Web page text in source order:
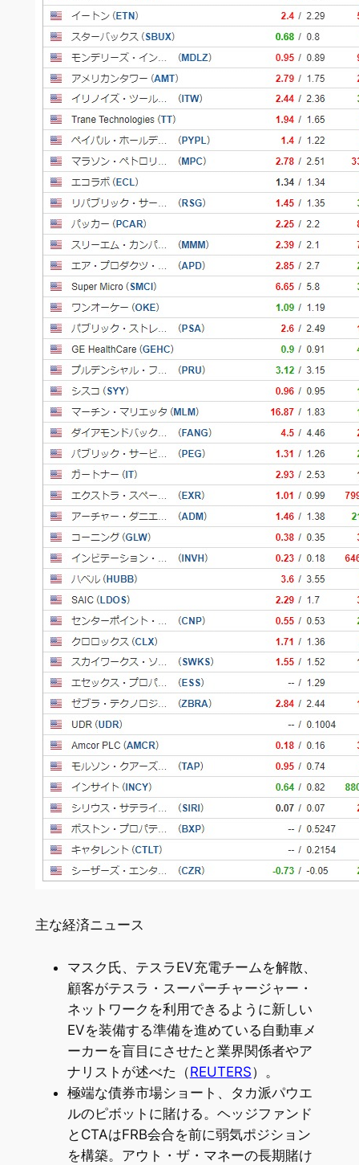
主な経済ニュース
マスク氏、テスラEV充電チームを解散、
顧客がテスラ・スーパーチャージャー・
ネットワークを利用できるように新しい
EVを装備する準備を進めている自動車メ
ーカーを盲目にさせたと業界関係者やア
ナリストが述べた（REUTERS）。
極端な債券市場ショート、タカ派パウエ
ルのピボットに賭ける。ヘッジファンド
とCTAはFRB会合を前に弱気ポジション
を構築。アウト・ザ・マネーの長期賭け